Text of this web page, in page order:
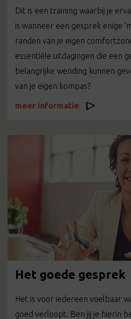
Dit is een training waarbij je
is wanneer een gesprek enige
randen van je eigen
essentiële uitdagingen die een
belangrijke wending kunnen
van je eigen kompas?
meer informatie
Het goede gesprek
Het is voor iedereen voelbaar
goed verloopt. Ben jij je hierin